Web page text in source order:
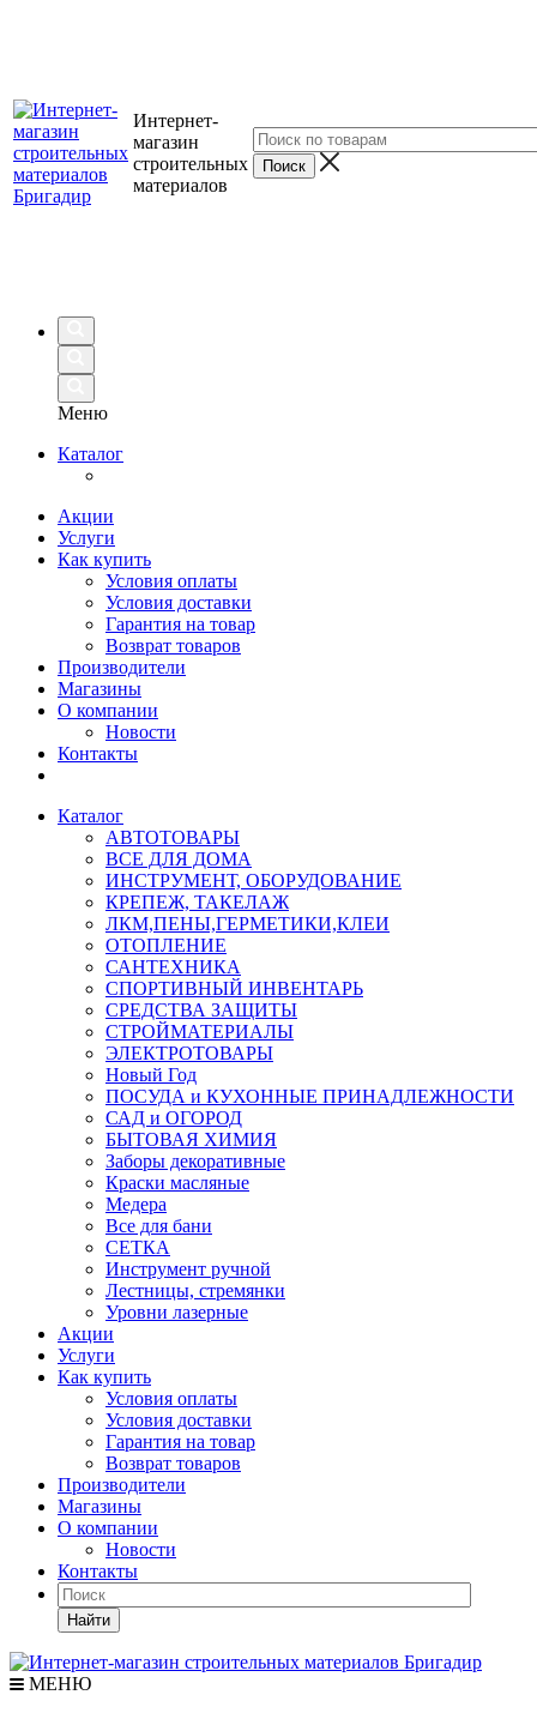
Интернет-
магазин
строительных
материалов
Меню
Каталог
Акции
Услуги
Как купить
Условия оплаты
Условия доставки
Гарантия на товар
Возврат товаров
Производители
Магазины
О компании
Новости
Контакты
Каталог
АВТОТОВАРЫ
ВСЕ ДЛЯ ДОМА
ИНСТРУМЕНТ, ОБОРУДОВАНИЕ
КРЕПЕЖ, ТАКЕЛАЖ
ЛКМ,ПЕНЫ,ГЕРМЕТИКИ,КЛЕИ
ОТОПЛЕНИЕ
САНТЕХНИКА
СПОРТИВНЫЙ ИНВЕНТАРЬ
СРЕДСТВА ЗАЩИТЫ
СТРОЙМАТЕРИАЛЫ
ЭЛЕКТРОТОВАРЫ
Новый Год
ПОСУДА и КУХОННЫЕ ПРИНАДЛЕЖНОСТИ
САД и ОГОРОД
БЫТОВАЯ ХИМИЯ
Заборы декоративные
Краски масляные
Медера
Все для бани
СЕТКА
Инструмент ручной
Лестницы, стремянки
Уровни лазерные
Акции
Услуги
Как купить
Условия оплаты
Условия доставки
Гарантия на товар
Возврат товаров
Производители
Магазины
О компании
Новости
Контакты
Найти
МЕНЮ